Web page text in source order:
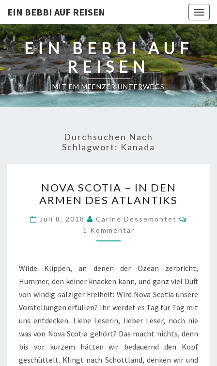
EIN BEBBI AUF REISEN
EIN BEBBI AUF
REISEN
MIT EM MEENZER UNTERWEGS
Durchsuchen Nach
Schlagwort: Kanada
SCOTIA
–
IN
DEN
ARMEN
ATLANTIKS
NOVA SCOTIA – IN DEN
ARMEN DES ATLANTIKS
Juli 8, 2018 Carine Dessemontet
1 Kommentar
Wilde Klippen, an denen der Ozean zerbricht,
Hummer, den keiner knacken kann, und ganz viel Duft
von windig-salziger Freiheit: Wird Nova Scotia unsere
Vorstellungen erfüllen? Ihr werdet es Tag für Tag mit
uns entdecken. Liebe Leserin, lieber Leser, noch nie
was von Nova Scotia gehört? Das macht nichts, denn
bis vor kurzem hätten wir bedauernd den Kopf
geschüttelt. Klingt nach Schottland, denken wir und